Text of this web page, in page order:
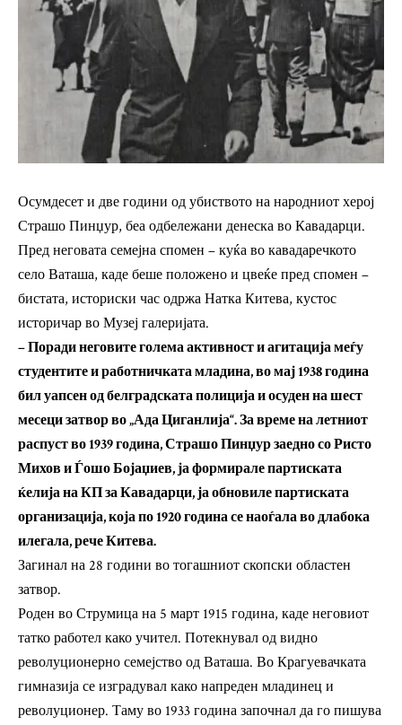
Осумдесет и две години од убиството на народниот херој
Страшо Пинџур, беа одбележани денеска во Кавадарци.
Пред неговата семејна спомен – куќа во кавадаречкото
село Ваташа, каде беше положено и цвеќе пред спомен –
бистата, историски час одржа Натка Китева, кустос
историчар во Музеј галеријата.
– Поради неговите голема активност и агитација меѓу
студентите и работничката младина, во мај 1938 година
бил уапсен од белградската полиција и осуден на шест
месеци затвор во „Ада Циганлија“. За време на летниот
распуст во 1939 година, Страшо Пинџур заедно со Ристо
Михов и Ѓошо Бојаџиев, ја формирале партиската
ќелија на КП за Кавадарци, ја обновиле партиската
организација, која по 1920 година се наоѓала во длабока
илегала, рече Китева.
Загинал на 28 години во тогашниот скопски областен
затвор.
Роден во Струмица на 5 март 1915 година, каде неговиот
татко работел како учител. Потекнувал од видно
револуционерно семејство од Ваташа. Во Крагуевачката
гимназија се изградувал како напреден младинец и
револуционер. Таму во 1933 година започнал да го пишува